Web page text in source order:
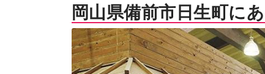
岡山県備前市日生町に